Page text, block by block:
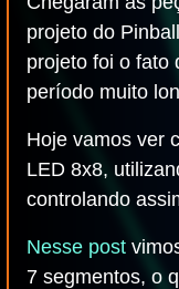
projeto do
projeto foi o fato
período muito
Hoje vamos ver
LED 8x8,
controlando
Nesse post
7 segmentos, o